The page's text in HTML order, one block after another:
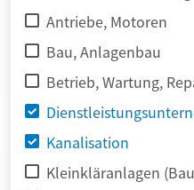
Antriebe, Motoren
Bau, Anlagenbau
Betrieb, Wartung,
Kanalisation
Kleinkläranlagen